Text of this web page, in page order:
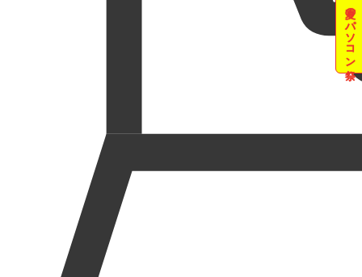
夏のパソコン祭